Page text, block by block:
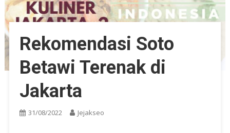
Rekomendasi Soto
Betawi Terenak di
Jakarta
31/08/2022 Jejakseo